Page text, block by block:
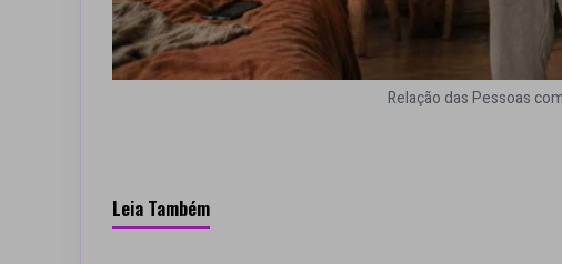
Relação das Pessoas
Leia Também